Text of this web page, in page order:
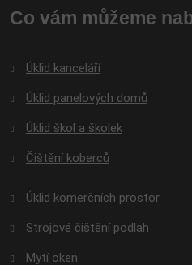
nepodařilo
Co vám můžeme
Úklid kanceláří
Úklid panelových domů
Úklid škol a školek
Čištění koberců
Úklid komerčních prostor
Strojové čištění podlah
Mytí oken